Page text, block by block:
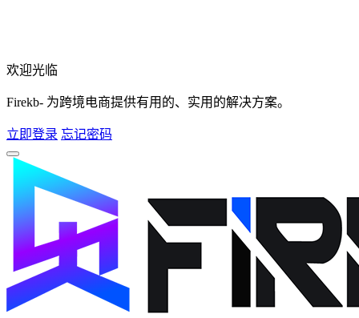
欢迎光临
Firekb- 为跨境电商提供有用的、实用的解决方案。
立即登录 忘记密码